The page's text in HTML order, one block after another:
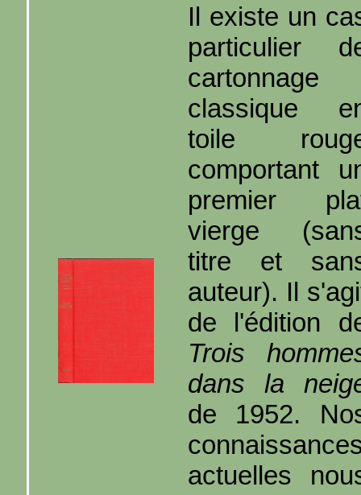
Il existe un
particulier
cartonnage
classique
toile
comportant
premier
vierge
titre et
auteur). Il
de l'édition
Trois
dans la
de 1952.
actuelles